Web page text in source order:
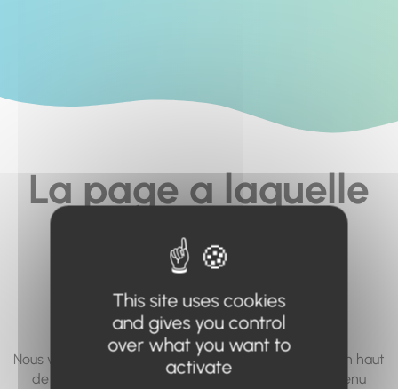
La page a laquelle
vous cherchez à
accéder n'existe
pas... ou plus.
Nous vous invitons à utiliser le moteur de recherche en haut
de page, ou à utiliser le menu pour trouver le contenu
This site uses cookies
and gives you control
over what you want to
activate